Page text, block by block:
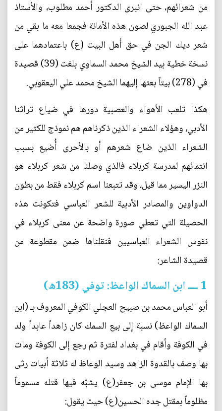
من شعرائهم، حتى انبرى الدكتور أحمد مطلوب، والأستاذ
عبد الله الجبوري لصون هذه الأمانة فجمعا معه ما بقي من
شعر ديك الجن في حق أهل البيت (ع) باعتمادهما على
نسخة خطية بيد الشيخ محمد السماوي بلغت (39) قصيدة
في (278) بيتاً بعثها إليهما الشيخ محمد علي اليعقوبي.
هكذا تلعب الأهواء والعصبية دورها في ضياع تراثنا
الأدبي، وهؤلاء الشعراء الذين ذكرناهم هم نموذج للكثير من
الشعراء الذين ضاع شعرهم أو بالأحرى أُضيع بسبب
انتمائهم لمدرسة كربلاء فالذي وصلنا من شعر كربلاء هو
النزر اليسير مما قيل، وقد تتبعنا اسم كربلاء فقط من بطون
الدواوين والمصادر الأدبية للشعر العباسي فتكونت هذه
الحصيلة التي تعطي صورة واضحة عن معنى كربلاء في
نفوس الشعراء العباسيين فنقلناها ضمن مقطوعة من
قصيدة الشاعر:
1 ــــ ابن السماك الواعظ: توفي (183ه)
أبو العباس محمد بن صبيح العجلي الكوفي المعروف بـ (ابن
السماك الواعظ) نسبة إلى بيع السمك كان زاهداً عابداً ولد
في الكوفة وأقام في بغداد لفترة ثم رجع إلى الكوفة ومات
بها وصف بالقدوة الزاهد وسيد الوعاظ له ثلاثة أبيات رثى
بها الإمام موسى بن جعفر(ع) يشبّه فيها قتله مسموماً
مظلوماً بمقتل جده الحسين(ع) حيث يقول: